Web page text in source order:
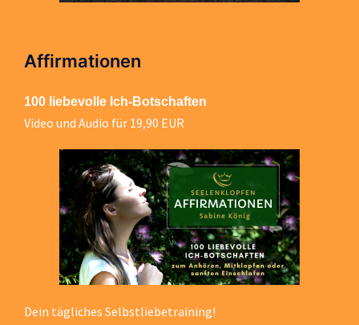
Affirmationen
100 liebevolle Ich-Botschaften
Video und Audio für 19,90 EUR
Dein tägliches Selbstliebetraining!